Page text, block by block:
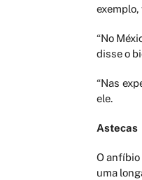
“No
disse o
“Nas
ele.
Astecas
O anfíbio
uma